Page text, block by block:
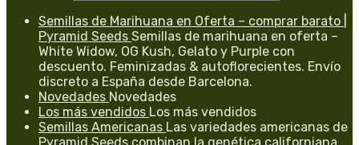
Semillas de Marihuana en Oferta – comprar barato |
Pyramid Seeds Semillas de marihuana en oferta –
White Widow, OG Kush, Gelato y Purple con
descuento. Feminizadas & autoflorecientes. Envío
discreto a España desde Barcelona.
Novedades Novedades
Los más vendidos Los más vendidos
Semillas Americanas Las variedades americanas de